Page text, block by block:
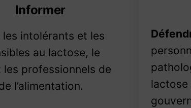
Informer
les intolérants et les
au lactose, le
les professionnels de
l’alimentation.
lactose